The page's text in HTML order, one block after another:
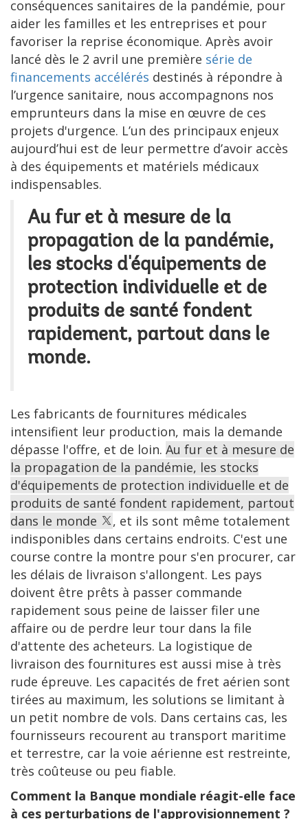
conséquences sanitaires de la pandémie, pour
aider les familles et les entreprises et pour
favoriser la reprise économique. Après avoir
lancé dès le 2 avril une première série de
financements accélérés destinés à répondre à
l’urgence sanitaire, nous accompagnons nos
emprunteurs dans la mise en œuvre de ces
projets d'urgence. L’un des principaux enjeux
aujourd’hui est de leur permettre d’avoir accès
à des équipements et matériels médicaux
indispensables.
Au fur et à mesure de la
propagation de la pandémie,
les stocks d'équipements de
protection individuelle et de
produits de santé fondent
rapidement, partout dans le
monde.
Les fabricants de fournitures médicales
intensifient leur production, mais la demande
dépasse l'offre, et de loin. Au fur et à mesure de
la propagation de la pandémie, les stocks
d'équipements de protection individuelle et de
produits de santé fondent rapidement, partout
dans le monde
, et ils sont même totalement
indisponibles dans certains endroits. C'est une
course contre la montre pour s'en procurer, car
les délais de livraison s'allongent. Les pays
doivent être prêts à passer commande
rapidement sous peine de laisser filer une
affaire ou de perdre leur tour dans la file
d'attente des acheteurs. La logistique de
livraison des fournitures est aussi mise à très
rude épreuve. Les capacités de fret aérien sont
tirées au maximum, les solutions se limitant à
un petit nombre de vols. Dans certains cas, les
fournisseurs recourent au transport maritime
et terrestre, car la voie aérienne est restreinte,
très coûteuse ou peu fiable.
Comment la Banque mondiale réagit-elle face
à ces perturbations de l'approvisionnement ?